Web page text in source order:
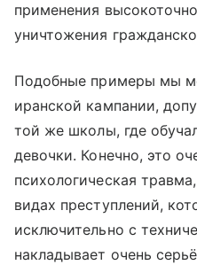
применения
уничтожения
Подобные примеры мы
иранской кампании,
той же школы, где
девочки. Конечно, это
психологическая
видах преступлений,
исключительно с
накладывает очень